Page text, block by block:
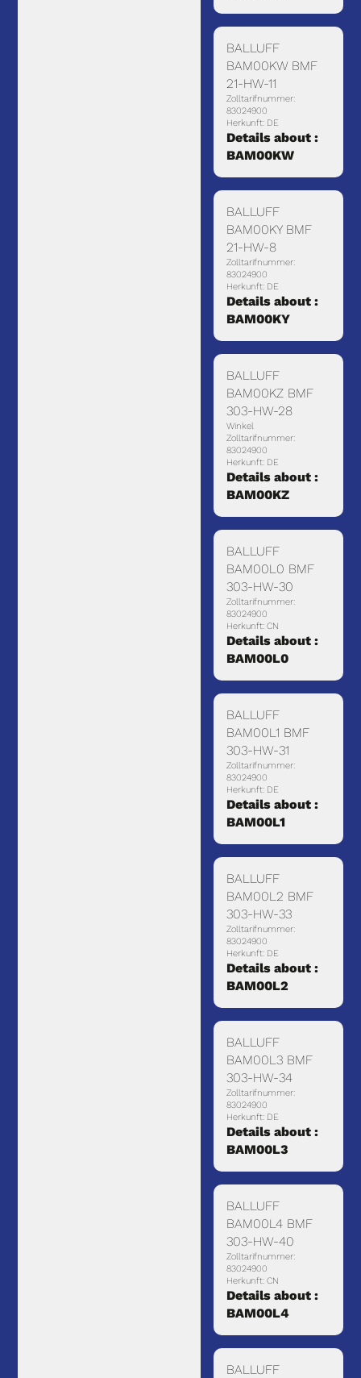
BALLUFF
BAM00KW BMF
21-HW-11
Zolltarifnummer:
83024900
Herkunft: DE
Details about :
BAM00KW
BALLUFF
BAM00KY BMF
21-HW-8
Zolltarifnummer:
83024900
Herkunft: DE
Details about :
BAM00KY
BALLUFF
BAM00KZ BMF
303-HW-28
Winkel
Zolltarifnummer:
83024900
Herkunft: DE
Details about :
BAM00KZ
BALLUFF
BAM00L0 BMF
303-HW-30
Zolltarifnummer:
83024900
Herkunft: CN
Details about :
BAM00L0
BALLUFF
BAM00L1 BMF
303-HW-31
Zolltarifnummer:
83024900
Herkunft: DE
Details about :
BAM00L1
BALLUFF
BAM00L2 BMF
303-HW-33
Zolltarifnummer:
83024900
Herkunft: DE
Details about :
BAM00L2
BALLUFF
BAM00L3 BMF
303-HW-34
Zolltarifnummer:
83024900
Herkunft: DE
Details about :
BAM00L3
BALLUFF
BAM00L4 BMF
303-HW-40
Zolltarifnummer:
83024900
Herkunft: CN
Details about :
BAM00L4
BALLUFF